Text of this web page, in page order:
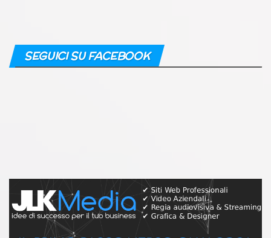
SEGUICI SU FACEBOOK